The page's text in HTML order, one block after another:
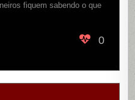
fiquem sabendo o que
0